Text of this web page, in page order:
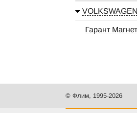
Гарант
© Флим, 1995-2026